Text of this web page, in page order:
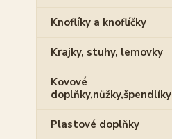
Knoflíky a knoflíčky
Krajky, stuhy, lemovky
Kovové
doplňky,nůžky,špendlíky
Plastové doplňky